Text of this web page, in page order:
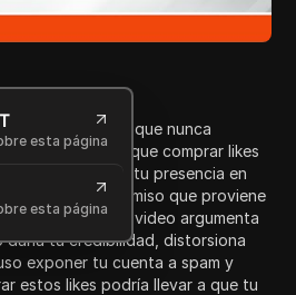
esta página
esta página
razones por las que nunca
Twitter. Explica que comprar likes
fácil de mejorar tu presencia en
el compromiso que proviene
es inexistente. El video argumenta
daña tu credibilidad, distorsiona
exponer tu cuenta a spam y
estos likes podría llevar a que tu